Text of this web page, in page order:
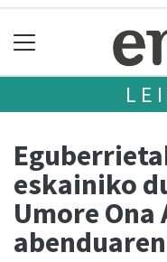
eskainiko
Umore